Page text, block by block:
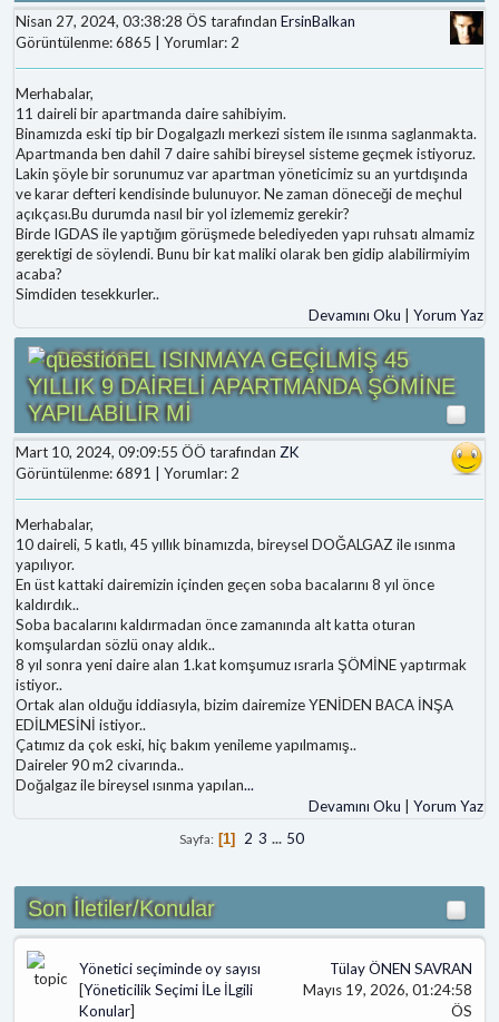
Nisan 27, 2024, 03:38:28 ÖS tarafından ErsinBalkan
Görüntülenme: 6865 | Yorumlar: 2
Merhabalar,
11 daireli bir apartmanda daire sahibiyim.
Binamızda eski tip bir Dogalgazlı merkezi sistem ile ısınma saglanmakta.
Apartmanda ben dahil 7 daire sahibi bireysel sisteme geçmek istiyoruz.
Lakin şöyle bir sorunumuz var apartman yöneticimiz su an yurtdışında
ve karar defteri kendisinde bulunuyor. Ne zaman döneceği de meçhul
açıkçası.Bu durumda nasıl bir yol izlememiz gerekir?
Birde IGDAS ile yaptığım görüşmede belediyeden yapı ruhsatı almamiz
gerektigi de söylendi. Bunu bir kat maliki olarak ben gidip alabilirmiyim
acaba?
Simdiden tesekkurler..
Devamını Oku
Yorum Yaz
BREYSEL ISINMAYA GEÇİLMİŞ 45
YILLIK 9 DAİRELİ APARTMANDA ŞÖMİNE
YAPILABİLİR Mİ
Mart 10, 2024, 09:09:55 ÖÖ tarafından ZK
Görüntülenme: 6891 | Yorumlar: 2
Merhabalar,
10 daireli, 5 katlı, 45 yıllık binamızda, bireysel DOĞALGAZ ile ısınma
yapılıyor.
En üst kattaki dairemizin içinden geçen soba bacalarını 8 yıl önce
kaldırdık..
Soba bacalarını kaldırmadan önce zamanında alt katta oturan
komşulardan sözlü onay aldık..
8 yıl sonra yeni daire alan 1.kat komşumuz ısrarla ŞÖMİNE yaptırmak
istiyor..
Ortak alan olduğu iddiasıyla, bizim dairemize YENİDEN BACA İNŞA
EDİLMESİNİ istiyor..
Çatımız da çok eski, hiç bakım yenileme yapılmamış..
Daireler 90 m2 civarında..
Doğalgaz ile bireysel ısınma yapılan...
Devamını Oku
Yorum Yaz
Sayfa 1 2 3 ... 50
Son İletiler/Konular
Yönetici seçiminde oy sayısı
[Yöneticilik Seçimi İLe İLgili
Konular]
Tülay ÖNEN SAVRAN
Mayıs 19, 2026, 01:24:58
ÖS